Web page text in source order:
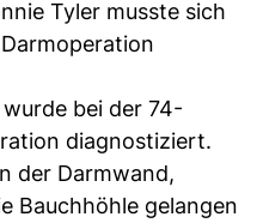
Tyler musste sich
bei der 74-
diagnostiziert.
der Darmwand,
Bauchhöhle gelangen